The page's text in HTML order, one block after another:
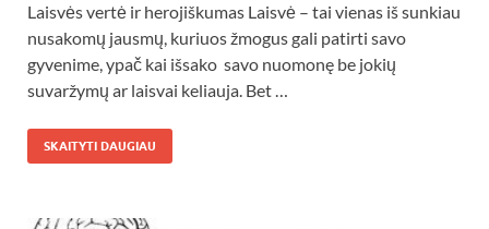
Laisvės vertė ir herojiškumas Laisvė – tai vienas iš sunkiau
nusakomų jausmų, kuriuos žmogus gali patirti savo
gyvenime, ypač kai išsako savo nuomonę be jokių
suvaržymų ar laisvai keliauja. Bet …
SKAITYTI DAUGIAU